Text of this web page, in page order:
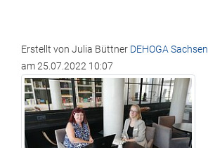
Erstellt von Julia Büttner DEHOGA Sachsen
am25.07.2022 10:07